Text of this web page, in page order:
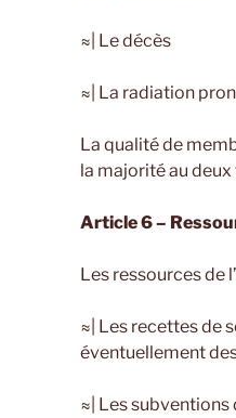
≈| Le décès
≈| La radiation
La qualité de
la majorité au
Article 6 –
Les ressources de
≈| Les recettes de
éventuellement
≈| Les subventions